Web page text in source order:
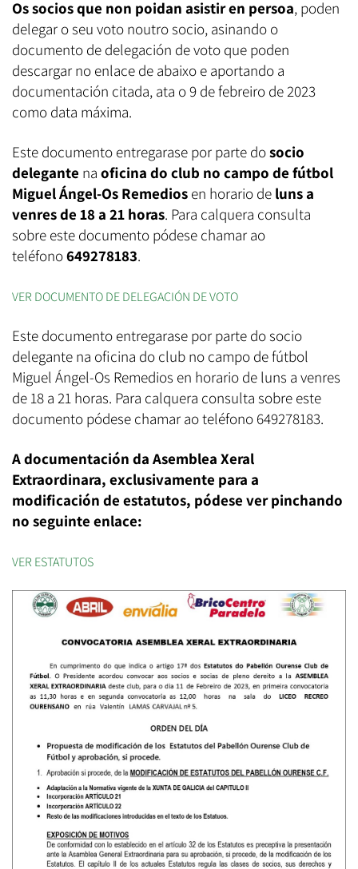
Os socios que non poidan asistir en persoa, poden
delegar o seu voto noutro socio, asinando o
documento de delegación de voto que poden
descargar no enlace de abaixo e aportando a
documentación citada, ata o 9 de febreiro de 2023
como data máxima.
Este documento entregarase por parte dosocio
delegante na oficina do club no campo de fútbol
Miguel Ángel-Os Remedios en horario de luns a
venres de 18 a 21 horas. Para calquera consulta
sobre este documento pódese chamar ao
teléfono649278183.
VER DOCUMENTO DE DELEGACIÓN DE VOTO
Este documento entregarase por parte do socio
delegante na oficina do club no campo de fútbol
Miguel Ángel-Os Remedios en horario de luns a venres
de 18 a 21 horas. Para calquera consulta sobre este
documento pódese chamar ao teléfono 649278183.
A documentación da Asemblea Xeral
Extraordinara, exclusivamente para a
modificación de estatutos, pódese ver pinchando
no seguinte enlace:
VER ESTATUTOS